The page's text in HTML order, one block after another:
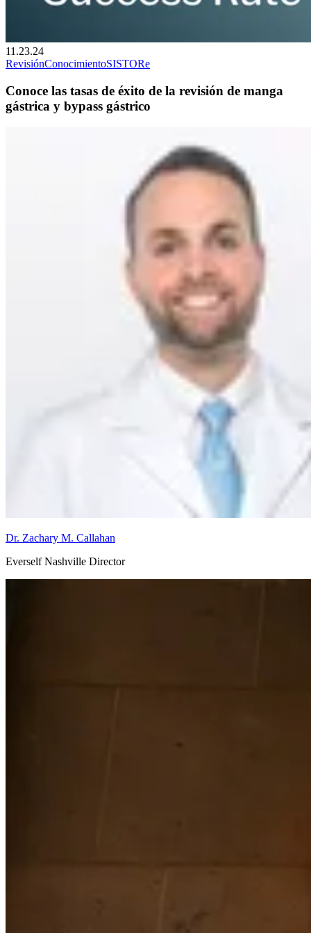
11.23.24
RevisiónConocimientoSISTORe
Conoce las tasas de éxito de la revisión de manga
gástrica y bypass gástrico
Dr. Zachary M. Callahan
Everself Nashville Director